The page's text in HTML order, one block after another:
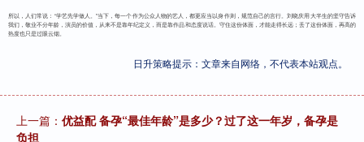
所以，人们常说：“学艺先学做人。”当下，每一个作为公众人物的艺人，都更应当以身作则，规范自己的言行。刘晓庆用大半生的坚守告诉
我们，敬业不分年龄，演员的价值，从来不是靠年纪定义，而是靠作品和态度说话。守住这份体面，才能走得长远；丢了这份体面，再高的
热度也只是过眼云烟。
日升策略提示：文章来自网络，不代表本站观点。
上一篇： 优益配 备孕“最佳年龄”是多少？过了这一年岁，备孕是
负担